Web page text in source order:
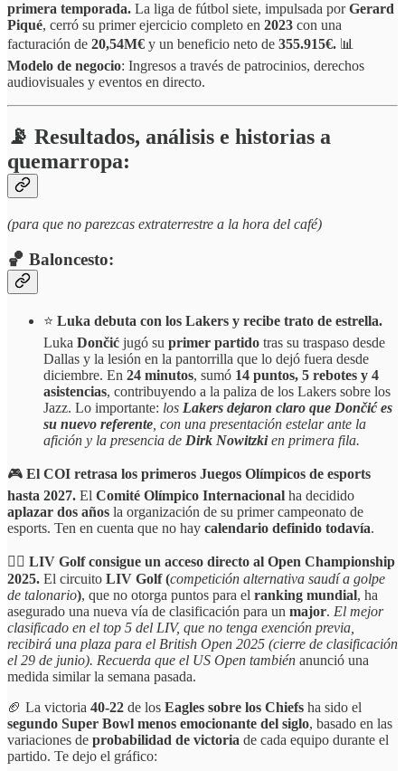
primera temporada. La liga de fútbol siete, impulsada porGerard
Piqué, cerró su primer ejercicio completo en 2023 con una
facturación de 20,54M€ y un beneficio neto de 355.915€. 📊
Modelo de negocio: Ingresos a través de patrocinios, derechos
audiovisuales y eventos en directo.
📡 Resultados, análisis e historias a
quemarropa:
(para que no parezcas extraterrestre a la hora del café)
🏀 Baloncesto:
⭐ Luka debuta con los Lakers y recibe trato de estrella.
Luka Dončić jugó su primer partido tras su traspaso desde
Dallas y la lesión en la pantorrilla que lo dejó fuera desde
diciembre. En 24 minutos, sumó 14 puntos, 5 rebotes y 4
asistencias, contribuyendo a la paliza de los Lakers sobre los
Jazz. Lo importante: los Lakers dejaron claro que Dončić es
su nuevo referente, con una presentación estelar ante la
afición y la presencia de Dirk Nowitzkien primera fila.
🎮 El COI retrasa los primeros Juegos Olímpicos de esports
hasta 2027. El Comité Olímpico Internacional ha decidido
aplazar dos años la organización de su primer campeonato de
esports. Ten en cuenta que no hay calendario definido todavía.
🏌️‍♂️ LIV Golf consigue un acceso directo al Open Championship
2025. El circuito LIV Golf (competición alternativa saudí a golpe
de talonario), que no otorga puntos para el ranking mundial, ha
asegurado una nueva vía de clasificación para un major. El mejor
clasificado en el top 5 del LIV, que no tenga exención previa,
recibirá una plaza para el British Open 2025 (cierre de clasificación
el 29 de junio). Recuerda que el US Open también anunció una
medida similar la semana pasada.
🏈 La victoria 40-22 de los Eagles sobre los Chiefs ha sido el
segundo Super Bowl menos emocionante del siglo, basado en las
variaciones de probabilidad de victoria de cada equipo durante el
partido. Te dejo el gráfico: